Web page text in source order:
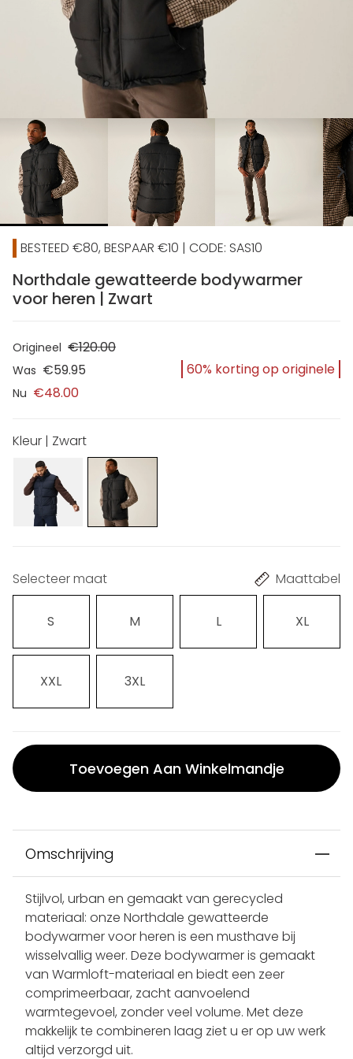
chevron_right
BESTEED €80, BESPAAR €10 | CODE: SAS10
Northdale gewatteerde bodywarmer
voor heren | Zwart
Origineel €120.00
Was €59.95
Nu €48.00
60% korting op originele
Kleur | Zwart
Selecteer maat Maattabel
S M L XL
XXL 3XL
Toevoegen Aan Winkelmandje
Omschrijving
Stijlvol, urban en gemaakt van gerecycled
materiaal: onze Northdale gewatteerde
bodywarmer voor heren is een musthave bij
wisselvallig weer. Deze bodywarmer is gemaakt
van Warmloft-materiaal en biedt een zeer
comprimeerbaar, zacht aanvoelend
warmtegevoel, zonder veel volume. Met deze
makkelijk te combineren laag ziet u er op uw werk
altijd verzorgd uit.